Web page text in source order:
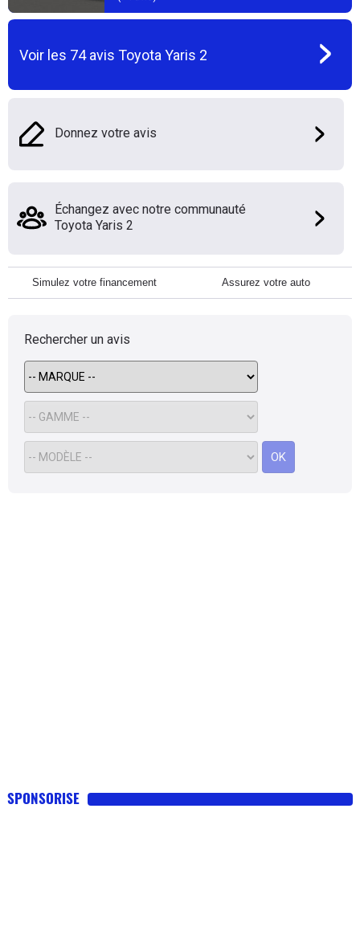
Voir les 74avis Toyota Yaris 2
Donnez votre avis
Échangez avec notre communauté
Toyota Yaris 2
Simulez votre financement Assurez votre auto
Rechercher un avis
OK
SPONSORISE